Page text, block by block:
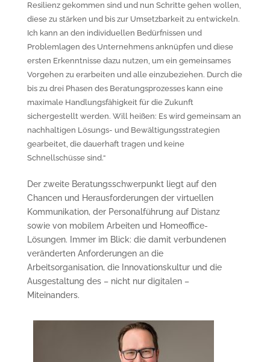
Resilienz gekommen sind und nun Schritte gehen wollen,
diese zu stärken und bis zur Umsetzbarkeit zu entwickeln.
Ich kann an den individuellen Bedürfnissen und
Problemlagen des Unternehmens anknüpfen und diese
ersten Erkenntnisse dazu nutzen, um ein gemeinsames
Vorgehen zu erarbeiten und alle einzubeziehen. Durch die
bis zu drei Phasen des Beratungsprozesses kann eine
maximale Handlungsfähigkeit für die Zukunft
sichergestellt werden. Will heißen: Es wird gemeinsam an
nachhaltigen Lösungs- und Bewältigungsstrategien
gearbeitet, die dauerhaft tragen und keine
Schnellschüsse sind.“
Der zweite Beratungsschwerpunkt liegt auf den
Chancen und Herausforderungen der virtuellen
Kommunikation, der Personalführung auf Distanz
sowie von mobilem Arbeiten und Homeoffice-
Lösungen. Immer im Blick: die damit verbundenen
veränderten Anforderungen an die
Arbeitsorganisation, die Innovationskultur und die
Ausgestaltung des – nicht nur digitalen –
Miteinanders.